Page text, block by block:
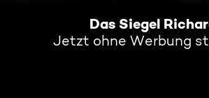
Das Siegel
Jetzt ohne Werbung